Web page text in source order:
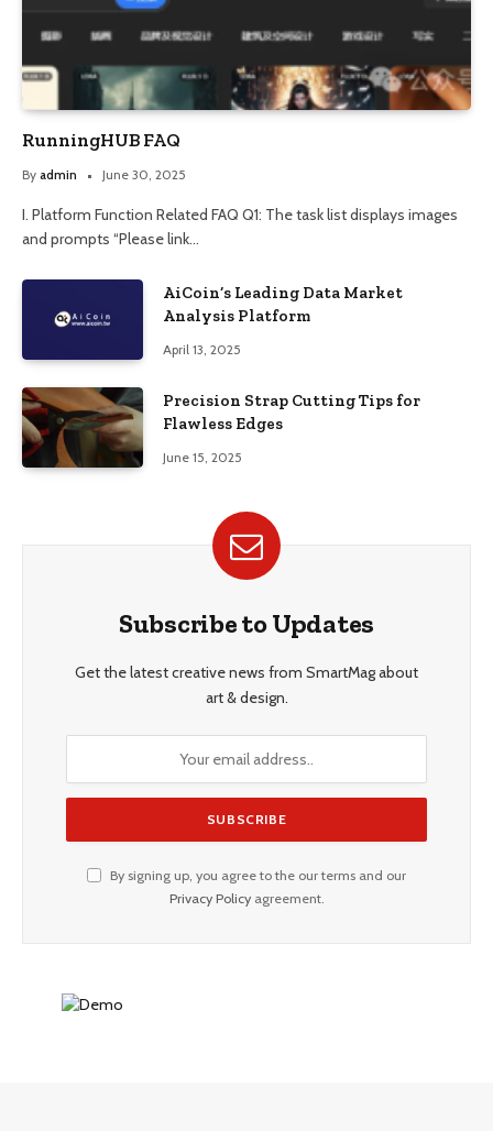
RunningHUB FAQ
By admin June 30, 2025
I. Platform Function Related FAQ Q1: The task list displays images
and prompts “Please link…
AiCoin’s Leading Data Market
Analysis Platform
April 13, 2025
Precision Strap Cutting Tips for
Flawless Edges
June 15, 2025
Subscribe to Updates
Get the latest creative news from SmartMag about
art & design.
By signing up, you agree to the our terms and our
Privacy Policyagreement.